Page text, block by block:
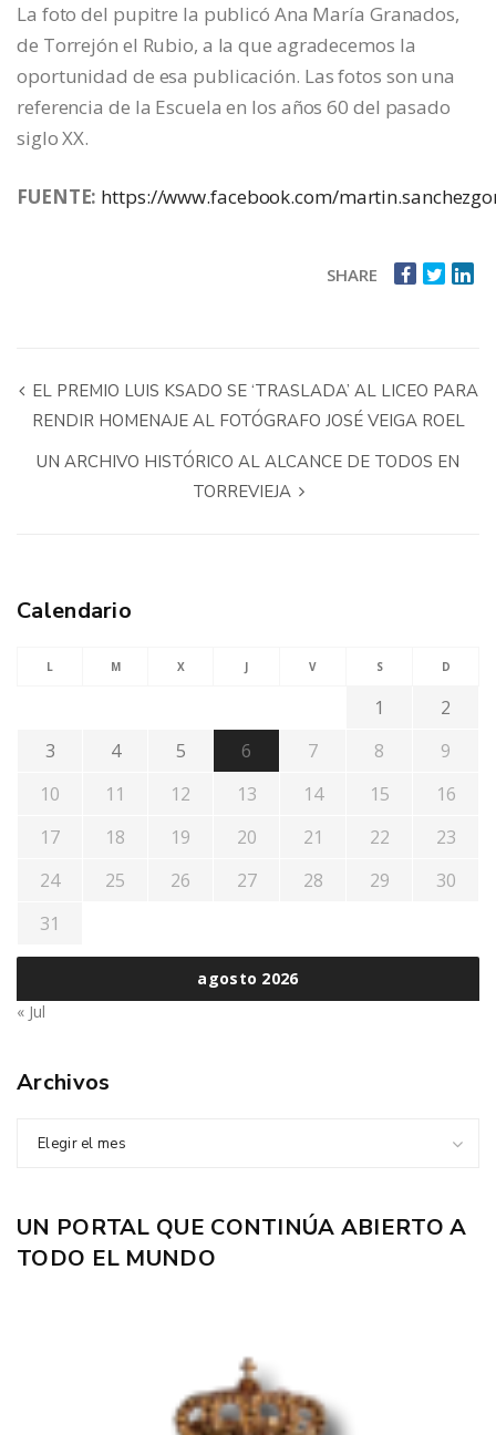
La foto del pupitre la publicó Ana María Granados,
de Torrejón el Rubio, a la que agradecemos la
oportunidad de esa publicación. Las fotos son una
referencia de la Escuela en los años 60 del pasado
siglo XX.
FUENTE: https://www.facebook.com/
SHARE
EL PREMIO LUIS KSADO SE ‘TRASLADA’ AL LICEO PARA
RENDIR HOMENAJE AL FOTÓGRAFO JOSÉ VEIGA ROEL
UN ARCHIVO HISTÓRICO AL ALCANCE DE TODOS EN
TORREVIEJA
Calendario
agosto 2026
L M X J V S D
1
2
3
4 5 6 7 8
9
10
11 12 13 14 15
16
17
18 19 20 21 22
23
24
25 26 27 28 29
30
31
« Jul
Archivos
Elegir el mes
UN PORTAL QUE CONTINÚA ABIERTO A
TODO EL MUNDO